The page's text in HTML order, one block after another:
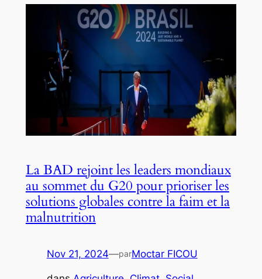
La BAD rejoint les leaders mondiaux
au sommet du G20 pour prioriser les
solutions globales contre la faim et la
malnutrition
Nov 21, 2024—parMoctar FICOU